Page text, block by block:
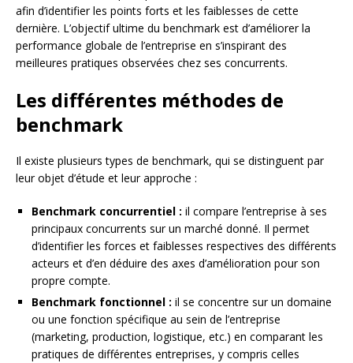
afin d’identifier les points forts et les faiblesses de cette
dernière. L’objectif ultime du benchmark est d’améliorer la
performance globale de l’entreprise en s’inspirant des
meilleures pratiques observées chez ses concurrents.
Les différentes méthodes de
benchmark
Il existe plusieurs types de benchmark, qui se distinguent par
leur objet d’étude et leur approche :
Benchmark concurrentiel : il compare l’entreprise à ses
principaux concurrents sur un marché donné. Il permet
d’identifier les forces et faiblesses respectives des différents
acteurs et d’en déduire des axes d’amélioration pour son
propre compte.
Benchmark fonctionnel : il se concentre sur un domaine
ou une fonction spécifique au sein de l’entreprise
(marketing, production, logistique, etc.) en comparant les
pratiques de différentes entreprises, y compris celles